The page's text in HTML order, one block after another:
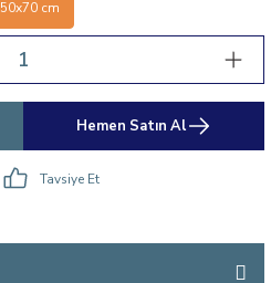
50x70 cm
Hemen Satın Al
Tavsiye Et